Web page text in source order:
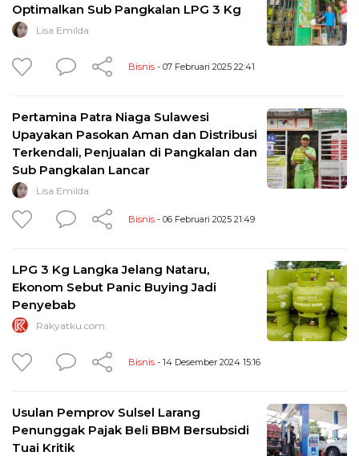
Optimalkan Sub Pangkalan LPG 3 Kg
Lisa Emilda
Bisnis - 07 Februari 2025 22:41
Pertamina Patra Niaga Sulawesi
Upayakan Pasokan Aman dan Distribusi
Terkendali, Penjualan di Pangkalan dan
Sub Pangkalan Lancar
Lisa Emilda
Bisnis - 06 Februari 2025 21:49
LPG 3 Kg Langka Jelang Nataru,
Ekonom Sebut Panic Buying Jadi
Penyebab
Rakyatku.com
Bisnis - 14 Desember 2024 15:16
Usulan Pemprov Sulsel Larang
Penunggak Pajak Beli BBM Bersubsidi
Tuai Kritik